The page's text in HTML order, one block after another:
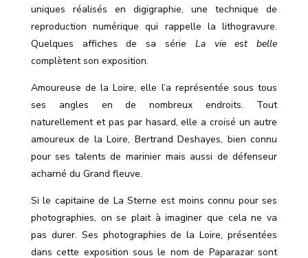
uniques réalisés en digigraphie, une technique de
reproduction numérique qui rappelle la lithogravure.
Quelques affiches de sa série La vie est belle
complètent son exposition.
Amoureuse de la Loire, elle l’a représentée sous tous
ses angles en de nombreux endroits. Tout
naturellement et pas par hasard, elle a croisé un autre
amoureux de la Loire, Bertrand Deshayes, bien connu
pour ses talents de marinier mais aussi de défenseur
acharné du Grand fleuve.
Si le capitaine de La Sterne est moins connu pour ses
photographies, on se plait à imaginer que cela ne va
pas durer. Ses photographies de la Loire, présentées
dans cette exposition sous le nom de Paparazar sont